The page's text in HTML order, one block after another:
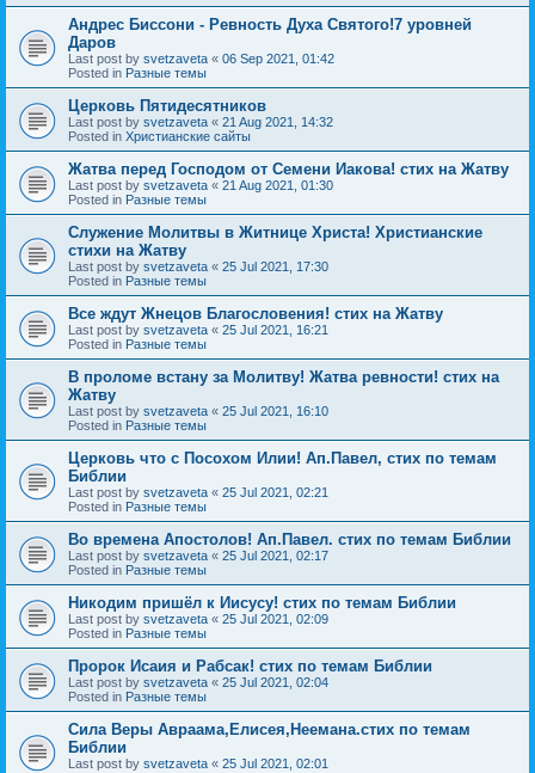
Андрес Биссони - Ревность Духа Святого!7 уровней
Даров
Last post by svetzaveta « 06 Sep 2021, 01:42
Posted in Разные темы
Церковь Пятидесятников
Last post by svetzaveta « 21 Aug 2021, 14:32
Posted in Христианские сайты
Жатва перед Господом от Семени Иакова! стих на Жатву
Last post by svetzaveta « 21 Aug 2021, 01:30
Posted in Разные темы
Служение Молитвы в Житнице Христа! Христианские
стихи на Жатву
Last post by svetzaveta « 25 Jul 2021, 17:30
Posted in Разные темы
Все ждут Жнецов Благословения! стих на Жатву
Last post by svetzaveta « 25 Jul 2021, 16:21
Posted in Разные темы
В проломе встану за Молитву! Жатва ревности! стих на
Жатву
Last post by svetzaveta « 25 Jul 2021, 16:10
Posted in Разные темы
Церковь что с Посохом Илии! Ап.Павел, стих по темам
Библии
Last post by svetzaveta « 25 Jul 2021, 02:21
Posted in Разные темы
Во времена Апостолов! Ап.Павел. стих по темам Библии
Last post by svetzaveta « 25 Jul 2021, 02:17
Posted in Разные темы
Никодим пришёл к Иисусу! стих по темам Библии
Last post by svetzaveta « 25 Jul 2021, 02:09
Posted in Разные темы
Пророк Исаия и Рабсак! стих по темам Библии
Last post by svetzaveta « 25 Jul 2021, 02:04
Posted in Разные темы
Сила Веры Авраама,Елисея,Неемана.стих по темам
Библии
Last post by svetzaveta « 25 Jul 2021, 02:01